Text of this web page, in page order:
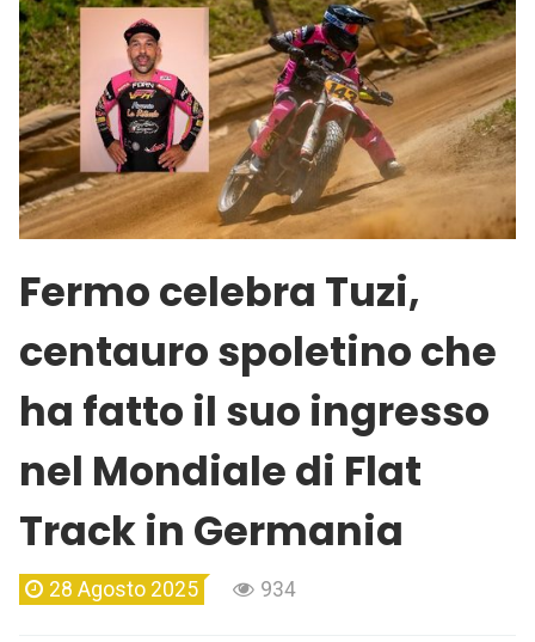
Fermo celebra Tuzi,
centauro spoletino che
ha fatto il suo ingresso
nel Mondiale di Flat
Track in Germania
28 Agosto 2025 934